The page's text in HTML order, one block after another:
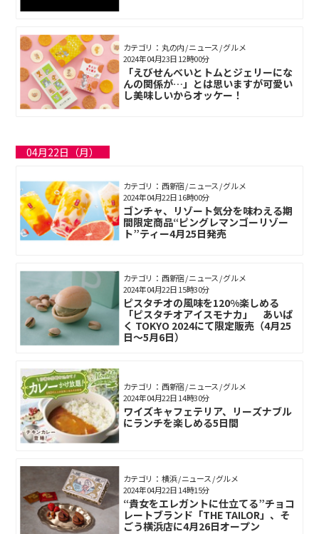
カテゴリ： 丸の内 / ニュース / グルメ
「えびせんべいとトムとジェリーにな
んの関係が…」とは思いますが可愛い
し美味しいからオッケー！
2024年04月23日 12時00分
04月22日（月）
カテゴリ： 西新宿 / ニュース / グルメ
ゴンチャ、リゾート気分を味わえる期
間限定商品“ピングレマンゴーリゾー
ト”ティー4月25日発売
2024年04月22日 16時00分
カテゴリ： 西新宿 / ニュース / グルメ
ピスタチオの⾵味を120%楽しめる
「ピスタチオアイスモナカ」 あいぱ
く TOKYO 2024にて限定販売（4月25
日～5月6日）
2024年04月22日 15時30分
カテゴリ： 西新宿 / ニュース / グルメ
ワイズキャフェテリア、リーズナブル
にランチを楽しめる5日間
2024年04月22日 14時30分
カテゴリ： 横浜 / ニュース / グルメ
“貴女をエレガントに仕立てる”チョコ
レートブランド「THE TAILOR」、そ
ごう横浜店に4月26日オープン
2024年04月22日 14時15分